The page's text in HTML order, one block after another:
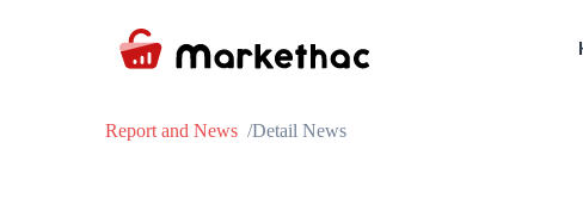
Report and News Detail News